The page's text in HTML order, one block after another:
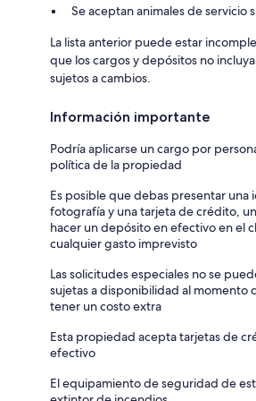
Se aceptan animales de servicio
La lista anterior puede estar
que los cargos y depósitos no
sujetos a cambios.
Información importante
Podría aplicarse un cargo por
política de la propiedad
Es posible que debas presentar una
fotografía y una tarjeta de crédito,
hacer un depósito en efectivo en el
cualquier gasto imprevisto
Las solicitudes especiales no se
sujetas a disponibilidad al momento
tener un costo extra
Esta propiedad acepta tarjetas de
efectivo
El equipamiento de seguridad de